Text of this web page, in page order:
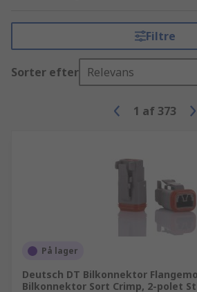
Filtre
Sorter efter Relevans
1 af 373
På lager
Deutsch DT Bilkonnektor
Bilkonnektor Sort Crimp, 2-polet